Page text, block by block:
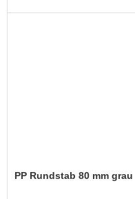
PP Rundstab 80 mm grau